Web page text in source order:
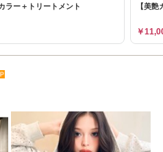
ラー＋トリートメント
【美
￥